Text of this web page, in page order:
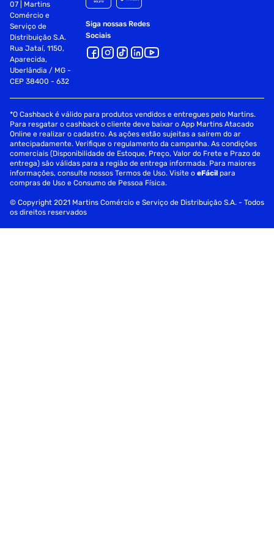
07 | Martins
Comércio e
Serviço de
Distribuição S.A.
Rua Jataí, 1150,
Aparecida,
Uberlândia / MG -
CEP 38400 - 632
Siga nossas Redes
Sociais
*O Cashback é válido para produtos vendidos e entregues pelo Martins.
Para resgatar o cashback o cliente deve baixar o App Martins Atacado
Online e realizar o cadastro. As ações estão sujeitas a saírem do ar
antecipadamente. Verifique o regulamento da campanha. As condições
comerciais (Disponibilidade de Estoque, Preço, Valor do Frete e Prazo de
entrega) são válidas para a região de entrega informada. Para maiores
informações, consulte nossos Termos de Uso. Visite oeFácil para
compras de Uso e Consumo de Pessoa Física.
© Copyright 2021 Martins Comércio e Serviço de Distribuição S.A. - Todos
os direitos reservados